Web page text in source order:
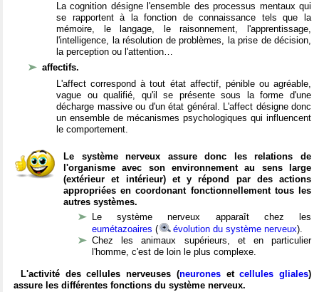
La cognition désigne l'ensemble des processus mentaux qui
se rapportent à la fonction de connaissance tels que la
mémoire, le langage, le raisonnement, l'apprentissage,
l'intelligence, la résolution de problèmes, la prise de décision,
la perception ou l'attention…
affectifs.
L'affect correspond à tout état affectif, pénible ou agréable,
vague ou qualifié, qu'il se présente sous la forme d'une
décharge massive ou d'un état général. L'affect désigne donc
un ensemble de mécanismes psychologiques qui influencent
le comportement.
Le système nerveux assure donc les relations de
l'organisme avec son environnement au sens large
(extérieur et intérieur) et y répond par des actions
appropriées en coordonant fonctionnellement tous les
autres systèmes.
Le système nerveux apparaît chez les
eumétazoaires ( évolution du système nerveux).
Chez les animaux supérieurs, et en particulier
l'homme, c'est de loin le plus complexe.
L'activité des cellules nerveuses (neuronesetcellules gliales)
assure les différentes fonctions du système nerveux.